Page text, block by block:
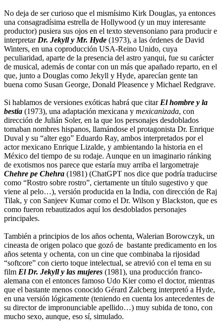
No deja de ser curioso que el mismísimo Kirk Douglas, ya entonces
una consagradísima estrella de Hollywood (y un muy interesante
productor) pusiera sus ojos en el texto stevensoniano para producir e
interpretar Dr. Jekyll y Mr. Hyde (1973), a las órdenes de David
Winters, en una coproducción USA-Reino Unido, cuya
peculiaridad, aparte de la presencia del astro yanqui, fue su carácter
de musical, además de contar con un más que apañado reparto, en el
que, junto a Douglas como Jekyll y Hyde, aparecían gente tan
buena como Susan George, Donald Pleasence y Michael Redgrave.
Si hablamos de versiones exóticas habrá que citar El hombre y la
bestia (1973), una adaptación mexicana y mexicanizada, con
dirección de Julián Soler, en la que los personajes desdoblados
tomaban nombres hispanos, llamándose el protagonista Dr. Enrique
Duval y su “alter ego” Eduardo Ray, ambos interpretados por el
actor mexicano Enrique Lizalde, y ambientando la historia en el
México del tiempo de su rodaje. Aunque en un imaginario ránking
de exotismos nos parece que estaría muy arriba el largometraje
Chehre pe Chehra (1981) (ChatGPT nos dice que podría traducirse
como “Rostro sobre rostro”, ciertamente un título sugestivo y que
viene al pelo…), versión producida en la India, con dirección de Raj
Tilak, y con Sanjeev Kumar como el Dr. Wilson y Blackston, que es
como fueron rebautizados aquí los desdoblados personajes
principales.
También a principios de los años ochenta, Walerian Borowczyk, un
cineasta de origen polaco que gozó de bastante predicamento en los
años setenta y ochenta, con un cine que combinaba la rijosidad
“softcore” con cierto toque intelectual, se atrevió con el tema en su
film El Dr. Jekyll y las mujeres (1981), una producción franco-
alemana con el entonces famoso Udo Kier como el doctor, mientras
que el bastante menos conocido Gérard Zalcberg interpretó a Hyde,
en una versión lógicamente (teniendo en cuenta los antecedentes de
su director de impronunciable apellido…) muy subida de tono, con
mucho sexo, aunque, eso sí, simulado.